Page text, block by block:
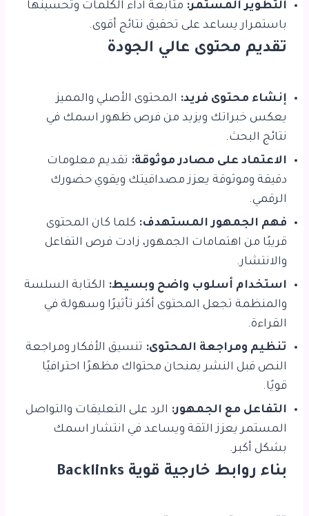
التطوير المستمر: متابعة أداء الكلمات وتحسينها
باستمرار يساعد على تحقيق نتائج أقوى.
تقديم محتوى عالي الجودة
إنشاء محتوى فريد: المحتوى الأصلي والمميز
يعكس خبراتك ويزيد من فرص ظهور اسمك في
نتائج البحث.
الاعتماد على مصادر موثوقة: تقديم معلومات
دقيقة وموثوقة يعزز مصداقيتك ويقوي حضورك
الرقمي.
فهم الجمهور المستهدف: كلما كان المحتوى
قريبًا من اهتمامات الجمهور، زادت فرص التفاعل
والانتشار.
استخدام أسلوب واضح وبسيط: الكتابة السلسة
والمنظمة تجعل المحتوى أكثر تأثيرًا وسهولة في
القراءة.
تنظيم ومراجعة المحتوى: تنسيق الأفكار ومراجعة
النص قبل النشر يمنحان محتواك مظهرًا احترافيًا
قويًا.
التفاعل مع الجمهور: الرد على التعليقات والتواصل
المستمر يعزز الثقة ويساعد في انتشار اسمك
بشكل أكبر.
بناء روابط خارجية قوية Backlinks